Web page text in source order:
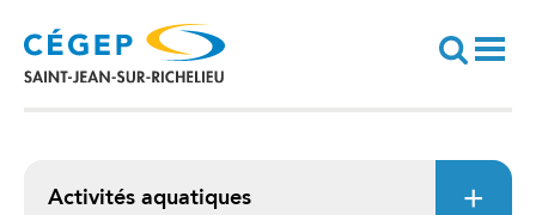
contenu
principal
Recherche
Activités aquatiques